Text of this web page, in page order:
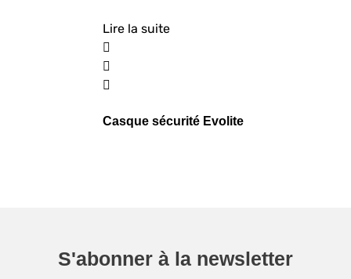
Lire la suite
Casque sécurité Evolite
S'abonner à la newsletter